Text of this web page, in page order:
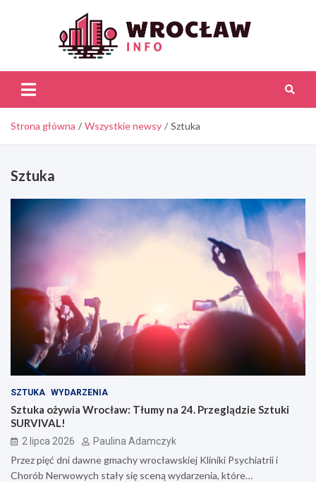
Strona główna Wszystkie newsy Sztuka
Sztuka
SZTUKA WYDARZENIA
Sztuka ożywia Wrocław: Tłumy na 24. Przeglądzie Sztuki
SURVIVAL!
2 lipca 2026 Paulina Adamczyk
Przez pięć dni dawne gmachy wrocławskiej Kliniki Psychiatrii i
Chorób Nerwowych stały się sceną wydarzenia, które…